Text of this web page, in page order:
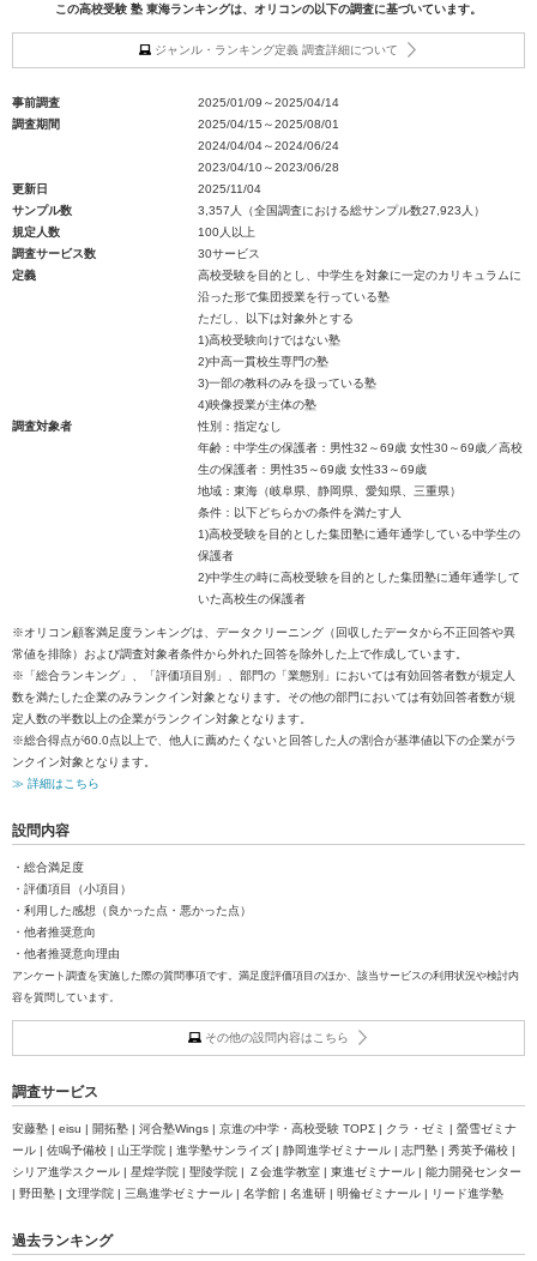
この高校受験 塾 東海ランキングは、オリコンの以下の調査に基づいています。
ジャンル・ランキング定義 調査詳細について
事前調査
2025/01/09～2025/04/14
調査期間
2025/04/15～2025/08/01
2024/04/04～2024/06/24
2023/04/10～2023/06/28
更新日
2025/11/04
サンプル数
3,357人（全国調査における総サンプル数27,923人）
規定人数
100人以上
調査サービス数
30サービス
定義
高校受験を目的とし、中学生を対象に一定のカリキュラムに
沿った形で集団授業を行っている塾
ただし、以下は対象外とする
1)高校受験向けではない塾
2)中高一貫校生専門の塾
3)一部の教科のみを扱っている塾
4)映像授業が主体の塾
調査対象者
性別：指定なし
年齢：中学生の保護者：男性32～69歳 女性30～69歳／高校
生の保護者：男性35～69歳 女性33～69歳
地域：東海（岐阜県、静岡県、愛知県、三重県）
条件：以下どちらかの条件を満たす人
1)高校受験を目的とした集団塾に通年通学している中学生の
保護者
2)中学生の時に高校受験を目的とした集団塾に通年通学して
いた高校生の保護者
※オリコン顧客満足度ランキングは、データクリーニング（回収したデータから不正回答や異
常値を排除）および調査対象者条件から外れた回答を除外した上で作成しています。
※「総合ランキング」、「評価項目別」、部門の「業態別」においては有効回答者数が規定人
数を満たした企業のみランクイン対象となります。その他の部門においては有効回答者数が規
定人数の半数以上の企業がランクイン対象となります。
※総合得点が60.0点以上で、他人に薦めたくないと回答した人の割合が基準値以下の企業がラ
ンクイン対象となります。
≫ 詳細はこちら
設問内容
・総合満足度
・評価項目（小項目）
・利用した感想（良かった点・悪かった点）
・他者推奨意向
・他者推奨意向理由
アンケート調査を実施した際の質問事項です。満足度評価項目のほか、該当サービスの利用状況や検討内
容を質問しています。
その他の設問内容はこちら
調査サービス
安藤塾 | eisu | 開拓塾 | 河合塾Wings | 京進の中学・高校受験 TOPΣ | クラ・ゼミ | 螢雪ゼミナ
ール | 佐鳴予備校 | 山王学院 | 進学塾サンライズ | 静岡進学ゼミナール | 志門塾 | 秀英予備校 |
シリア進学スクール | 星煌学院 | 聖陵学院 | Ｚ会進学教室 | 東進ゼミナール | 能力開発センター
| 野田塾 | 文理学院 | 三島進学ゼミナール | 名学館 | 名進研 | 明倫ゼミナール | リード進学塾
過去ランキング